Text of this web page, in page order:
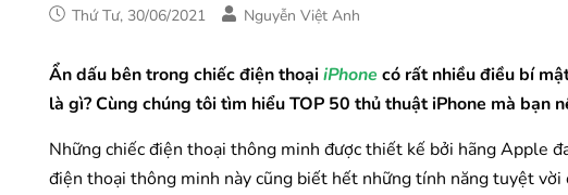
Thứ Tư, 30/06/2021 Nguyễn Việt Anh
Ẩn dấu bên trong chiếc điện thoạiiPhonecó rất nhiều điều bí
là gì? Cùng chúng tôi tìm hiểuTOP 50 thủ thuật iPhone mà bạn
Những chiếc điện thoại thông minh được thiết kế bởi hãng Apple
điện thoại thông minh này cũng biết hết những tính năng tuyệt